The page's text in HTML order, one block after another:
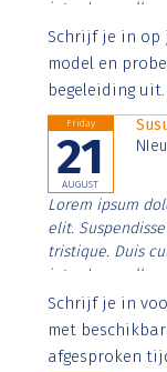
interdum nulla,
Aenean
imperdiet.
Schrijf je in op
model en
begeleiding
Friday
21
AUGUST
Lorem ipsum
elit.
tristique. Duis
interdum nulla,
Aenean
imperdiet.
Schrijf je in
met
afgesproken